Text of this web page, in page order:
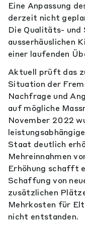
Eine Anpassung
derzeit nicht
Die Qualitäts- und
ausserhäuslichen
einer laufenden
Aktuell prüft das
Situation der
Nachfrage und
auf mögliche
November 2022
Staat deutlich
Mehreinnahmen
Erhöhung schafft
Schaffung von
zusätzlichen
Mehrkosten für
nicht entstanden.